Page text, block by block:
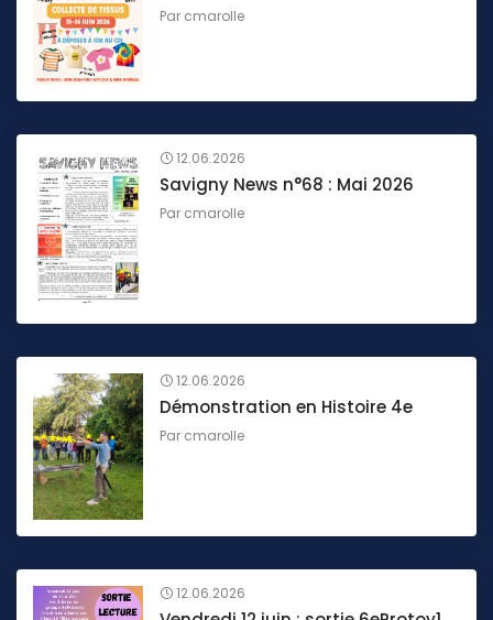
Par cmarolle
12.06.2026
Savigny News n°68 : Mai 2026
Par cmarolle
12.06.2026
Démonstration en Histoire 4e
Par cmarolle
12.06.2026